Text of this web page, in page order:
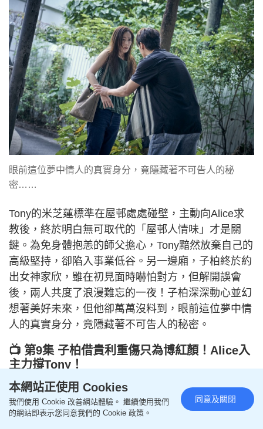
眼前這位夢中情人的真實身分，竟隱藏著不可告人的秘
密……
Tony的米芝蓮標準在屋邨處處碰壁，主動向Alice求
教後，終於明白無可取代的「屋邨人情味」才是關
鍵。為免身體抱恙的師父擔心，Tony黯然放棄自己的
高級堅持，卻陷入事業低谷。另一邊廂，子柏終於約
出女神家欣，雖在初見面時嚇怕對方，但解開誤會
後，兩人共度了浪漫難忘的一夜！子柏深深動心並幻
想著美好未來，但他卻萬萬沒料到，眼前這位夢中情
人的真實身分，竟隱藏著不可告人的秘密。
📺 第9集 子柏借貴利重傷只為博紅顏！Alice入
主力撐Tony！
本網站正使用 Cookies
我們使用 Cookie 改善網站體驗。 繼續使用我們
的網站即表示您同意我們的 Cookie 政策。
同意及關閉